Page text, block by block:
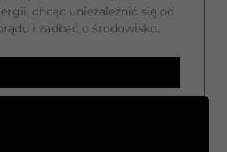
chcąc uniezależnić się od
i zadbać o środowisko.